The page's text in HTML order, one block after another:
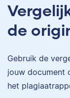
de
Gebruik de
jouw document
het